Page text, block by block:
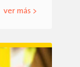
ver más >